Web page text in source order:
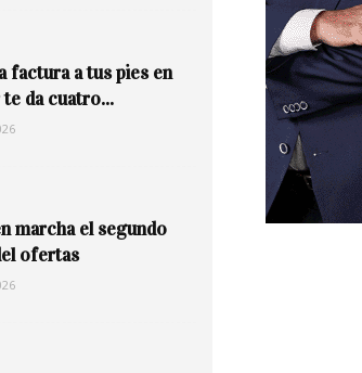
factura a tus pies en
da cuatro...
marcha el segundo
ofertas